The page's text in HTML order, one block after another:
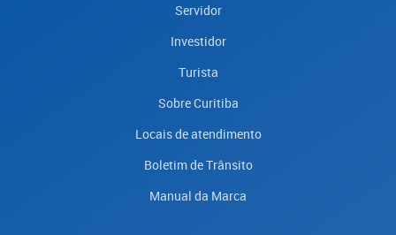
Servidor
Investidor
Turista
Sobre Curitiba
Locais de atendimento
Boletim de Trânsito
Manual da Marca